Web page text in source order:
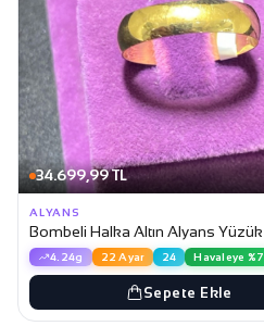
34.699,99 TL
ALYANS
Bombeli Halka Altın Alyans Yüzük
4.24g 22 Ayar 24 Havaleye %7
Sepete Ekle